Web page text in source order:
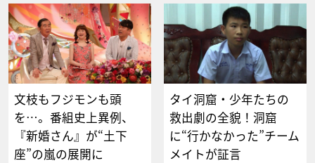
文枝もフジモンも頭
を…。番組史上異例、
『新婚さん』が“土下
座”の嵐の展開に
タイ洞窟・少年たちの
救出劇の全貌！洞窟
に“行かなかった”チーム
メイトが証言